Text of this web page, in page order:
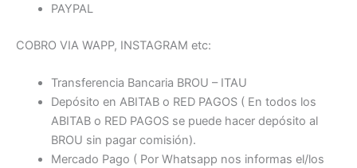
PAYPAL
COBRO VIA WAPP, INSTAGRAM etc:
Transferencia Bancaria BROU – ITAU
Depósito en ABITAB o RED PAGOS ( En todos los
ABITAB o RED PAGOS se puede hacer depósito al
BROU sin pagar comisión).
Mercado Pago ( Por Whatsapp nos informas el/los